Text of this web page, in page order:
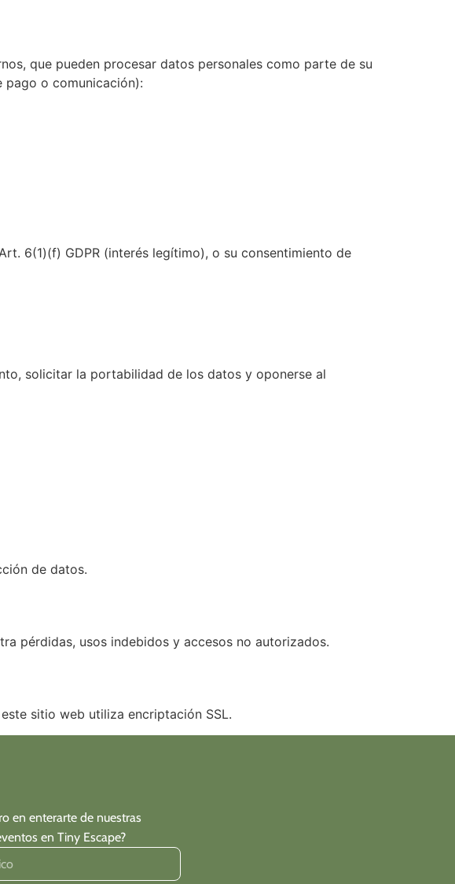
que pueden procesar datos personales como parte de su
o comunicación):
6(1)(f) GDPR (interés legítimo), o su consentimiento de
solicitar la portabilidad de los datos y oponerse al
de datos.
pérdidas, usos indebidos y accesos no autorizados.
sitio web utiliza encriptación SSL.
en enterarte de nuestras
en Tiny Escape?